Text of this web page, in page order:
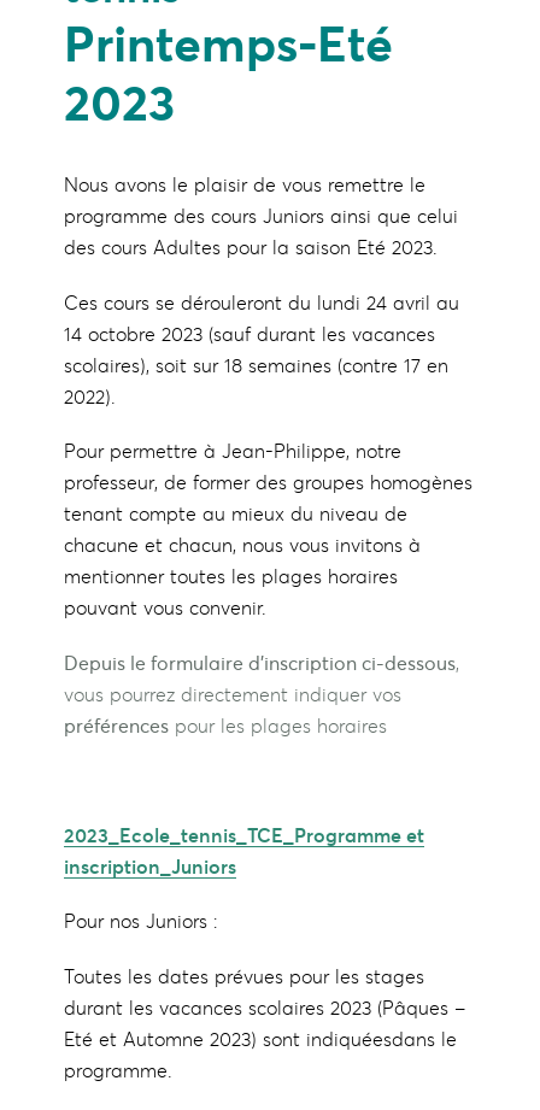
Printemps-Eté
2023
Nous avons le plaisir de vous remettre le
programme des cours Juniors ainsi que celui
des cours Adultes pour la saison Eté 2023.
Ces cours se dérouleront du lundi 24 avril au
14 octobre 2023 (sauf durant les vacances
scolaires), soit sur 18 semaines (contre 17 en
2022).
Pour permettre à Jean-Philippe, notre
professeur, de former des groupes homogènes
tenant compte au mieux du niveau de
chacune et chacun, nous vous invitons à
mentionner toutes les plages horaires
pouvant vous convenir.
Depuis le formulaire d’inscription ci-dessous,
vous pourrez directement indiquer vos
préférences pour les plages horaires
2023_Ecole_tennis_TCE_Programme et
inscription_Juniors
Pour nos Juniors :
Toutes les dates prévues pour les stages
durant les vacances scolaires 2023 (Pâques –
Eté et Automne 2023) sont indiquéesdans le
programme.